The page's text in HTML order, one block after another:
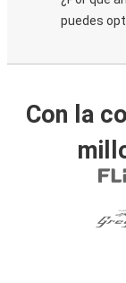
puedes
Con la